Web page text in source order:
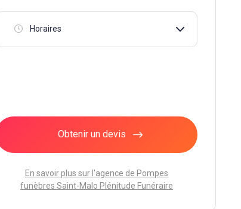
Horaires
Obtenir un devis
En savoir plus sur l'agence de Pompes
funèbres Saint-Malo Plénitude Funéraire